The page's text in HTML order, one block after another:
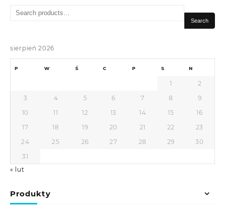
Search
Search
sierpień 2026
P W Ś C P S N
1
2
3
4 5 6 7 8
9
10
11 12 13 14 15
16
17
18 19 20 21 22
23
24
25 26 27 28 29
30
31
« lut
Produkty